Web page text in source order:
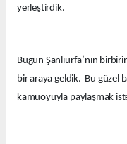
yerleştirdik.
Bugün Şanlıurfa’nın
bir araya geldik. Bu güzel
kamuoyuyla paylaşmak